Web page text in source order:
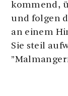
kommend,
und folgen
an einem
Sie steil